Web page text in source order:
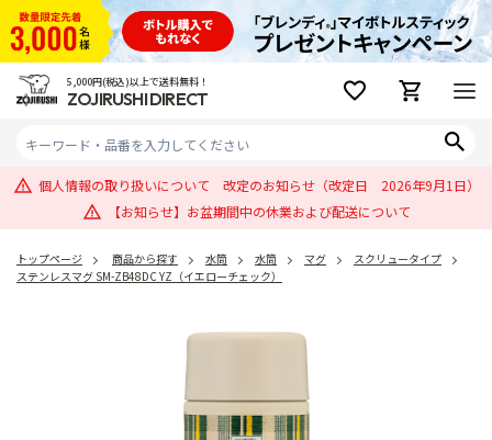
5,000円(税込)以上で送料無料！
ZOJIRUSHI DIRECT
個人情報の取り扱いについて 改定のお知らせ（改定日 2026年9月1日）
【お知らせ】お盆期間中の休業および配送について
トップページ 商品から探す 水筒 水筒 マグ
スクリュータイプ
ステンレスマグ SM-ZB48DC YZ（イエローチェック）